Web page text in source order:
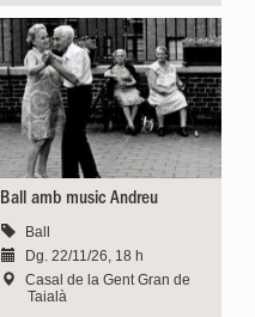
Ball amb music Andreu
Ball
Dg. 22/11/26, 18 h
Casal de la Gent Gran de
Taialà